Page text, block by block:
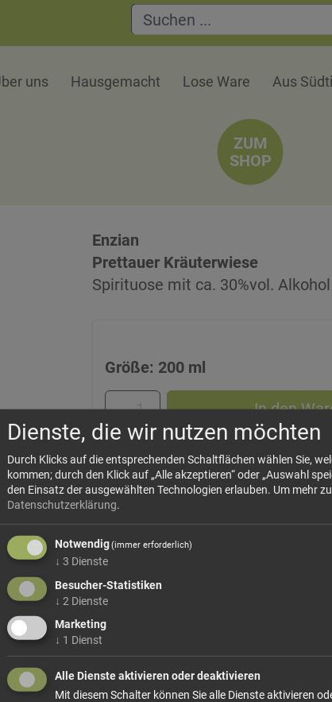
uns Hausgemacht Lose Ware Aus
ZUM
SHOP
Enzian
Prettauer Kräuterwiese
Spirituose mit ca. 30%vol.
Größe: 200 ml
In den
weiter
Dienste, die wir nutzen möchten
Durch Klicks auf die entsprechenden Schaltflächen wählen Sie,
kommen; durch den Klick auf „Alle akzeptieren“ oder „Auswahl
den Einsatz der ausgewählten Technologien erlauben. Um mehr
Datenschutzerklärung.
Notwendig(immer erforderlich)
↓ 3 Dienste
Besucher-Statistiken
↓ 2 Dienste
Marketing
↓ 1 Dienst
Alle Dienste aktivieren oder deaktivieren
Mit diesem Schalter können Sie alle Dienste aktivieren